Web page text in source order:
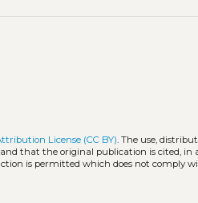
License (CC BY). The use,
that the original publication is cited, in
is permitted which does not comply